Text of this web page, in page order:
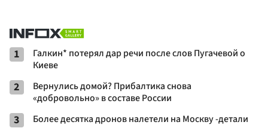
1
Галкин* потерял дар речи после слов Пугачевой о
Киеве
2
Вернулись домой? Прибалтика снова
«добровольно» в составе России
3 Более десятка дронов налетели на Москву -детали